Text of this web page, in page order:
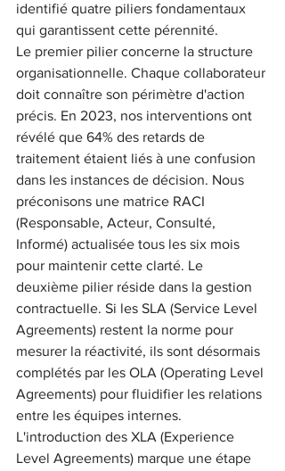
identifié quatre piliers fondamentaux
qui garantissent cette pérennité.
Le premier pilier concerne la structure
organisationnelle. Chaque collaborateur
doit connaître son périmètre d'action
précis. En 2023, nos interventions ont
révélé que 64% des retards de
traitement étaient liés à une confusion
dans les instances de décision. Nous
préconisons une matrice RACI
(Responsable, Acteur, Consulté,
Informé) actualisée tous les six mois
pour maintenir cette clarté. Le
deuxième pilier réside dans la gestion
contractuelle. Si les SLA (Service Level
Agreements) restent la norme pour
mesurer la réactivité, ils sont désormais
complétés par les OLA (Operating Level
Agreements) pour fluidifier les relations
entre les équipes internes.
L'introduction des XLA (Experience
Level Agreements) marque une étape